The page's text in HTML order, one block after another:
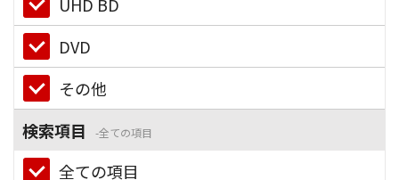
DVD
その他
検索項目
全ての項目
全ての項目